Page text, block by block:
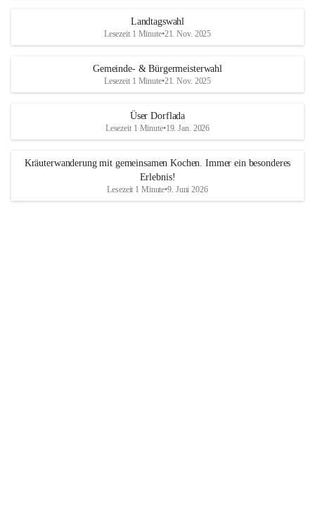
Landtagswahl
Lesezeit 1 Minute•21. Nov. 2025
Gemeinde- & Bürgermeisterwahl
Lesezeit 1 Minute•21. Nov. 2025
Üser Dorflada
Lesezeit 1 Minute•19. Jan. 2026
Kräuterwanderung mit gemeinsamen Kochen. Immer ein besonderes
Erlebnis!
Lesezeit 1 Minute•9. Juni 2026